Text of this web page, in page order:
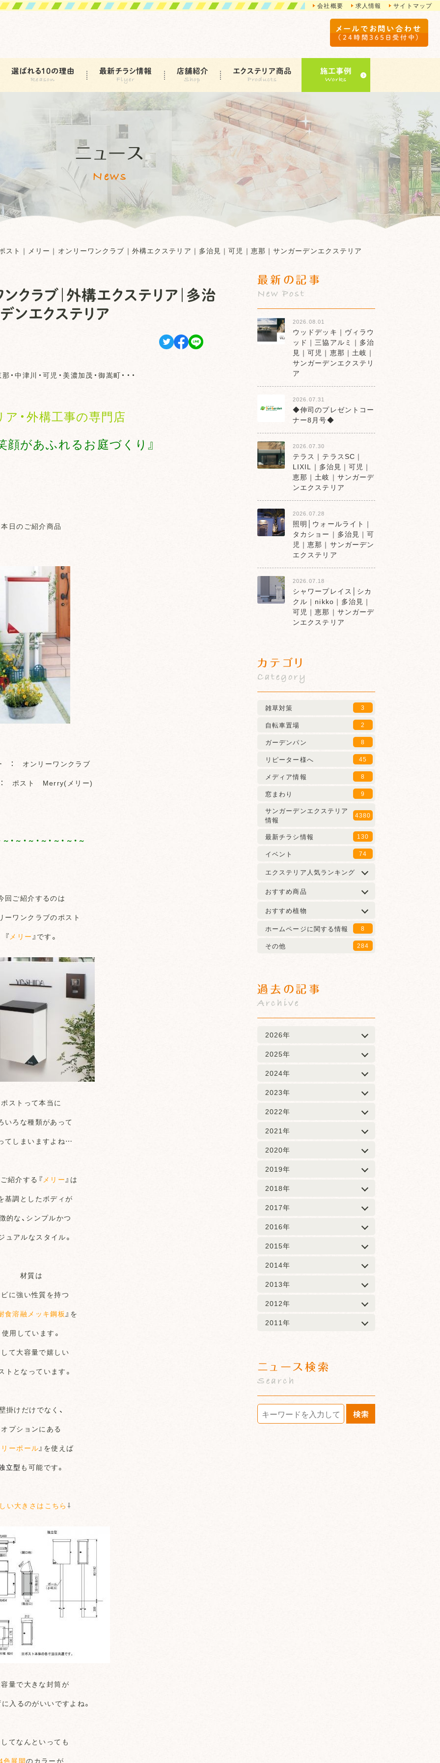
会社概要 求人情報 サイトマップ
メールでお問い合わせ
（24時間365日受付中）
選ばれる10の理由 最新チラシ情報 店舗紹介 エクステリア商品 施工事例
ニュース
News
スト｜メリー｜オンリーワンクラブ｜外構エクステリア｜多治見｜可児｜恵那｜サンガーデンエクステリア
ンクラブ｜外構エクステリア｜多治
ンエクステリア
・中津川・可児・美濃加茂・御嵩町・・・
・外構工事の専門店
顔があふれるお庭づくり』
本日のご紹介商品
： オンリーワンクラブ
ポスト Merry(メリー)
～・～・～・～・～・～・～
回ご紹介するのは
ーワンクラブのポスト
『メリー』です。
ポストって本当に
いろな種類があって
てしまいますよね…
紹介する『メリー』は
基調としたボディが
的な、シンプルかつ
ュアルなスタイル。
材質は
に強い性質を持つ
食溶融メッキ鋼板』を
使用しています。
て大容量で嬉しい
トとなっています。
掛けだけでなく、
オプションにある
ーポール』を使えば
立型 も可能です。
い大きさはこちら ⇩
量で大きな封筒が
入るのがいいですよね。
てなんといっても
色展開のカラーが
最新の記事
New Post
2026.08.01
ウッドデッキ｜ヴィラウ
ッド｜三協アルミ｜多治
見｜可児｜恵那｜土岐｜
サンガーデンエクステリ
ア
2026.07.31
◆伸司のプレゼントコー
ナー8月号◆
2026.07.30
テラス｜テラスSC｜
LIXIL｜多治見｜可児｜
恵那｜土岐｜サンガーデ
ンエクステリア
2026.07.28
照明│ウォールライト｜
タカショー｜多治見｜可
児｜恵那｜サンガーデン
エクステリア
2026.07.18
シャワープレイス│シカ
クル｜nikko｜多治見｜
可児｜恵那｜サンガーデ
ンエクステリア
カテゴリ
Category
雑草対策 3
自転車置場 2
ガーデンパン 8
リピーター様へ 45
メディア情報 8
窓まわり 9
サンガーデンエクステリア
情報
4380
最新チラシ情報 130
イベント 74
エクステリア人気ランキング
おすすめ商品
おすすめ植物
ホームページに関する情報
8
その他 284
過去の記事
Archive
2026年
2025年
2024年
2023年
2022年
2021年
2020年
2019年
2018年
2017年
2016年
2015年
2014年
2013年
2012年
2011年
ニュース検索
Search
検索